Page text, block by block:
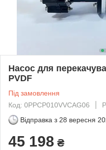
Насос для
PVDF
Під замовлення
Код: 0PPCP010VVCAG06
Відправка з 28 вересня
45 198 ₴